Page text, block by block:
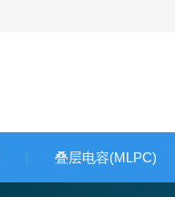
叠层电容(MLPC)